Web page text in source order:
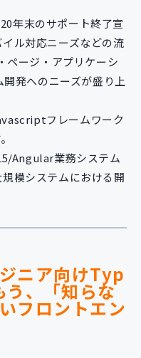
年末のサポート終了宣
ル対応ニーズなどの流
ページ・アプリケーシ
発へのニーズが盛り上
フレームワーク
Angular業務システム
模システムにおける開
ニア向けTyp
、「知らな
フロントエン